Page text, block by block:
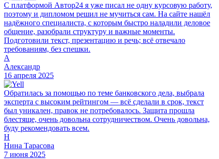
С платформой Автор24 я уже писал не одну курсовую работу,
поэтому и дипломом решил не мучиться сам. На сайте нашёл
надёжного специалиста, с которым быстро наладили деловое
общение, разобрали структуру и важные моменты.
Подготовили текст, презентацию и речь; всё отвечало
требованиям, без спешки.
А
Александр
16 апреля 2025
Обратилась за помощью по теме банковского дела, выбрала
эксперта с высоким рейтингом — всё сделали в срок, текст
был уникален, правок не потребовалось. Защита прошла
блестяще, очень довольна сотрудничеством. Очень довольна,
буду рекомендовать всем.
Н
Нина Тарасова
7 июня 2025